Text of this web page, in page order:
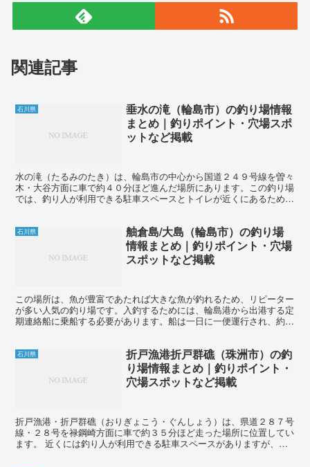
関連記事
石川県
垂水の滝（輪島市）の釣り場情報
まとめ｜釣りポイント・穴場スポ
ットなど掲載
水の滝（たるみのたき）は、輪島市の中心から国道２４９号線を曽々
木・大谷方面に車で約４０分ほど進んだ場所にあります。この釣り場
では、釣り人が利用できる駐車スペースとトイレが近くにあるため、
石川県
舳倉島/大島（輪島市）の釣り場
情報まとめ｜釣りポイント・穴場
スポットなど掲載
この場所は、魚が豊富であたれば大きな魚が釣れるため、リピーター
が多い人気の釣り場です。入釣するためには、輪島港から出港する定
期連絡船に乗船する必要があります。船は一日に一便運行され、約
石川県
折戸漁港折戸群礁（珠洲市）の釣
り場情報まとめ｜釣りポイント・
穴場スポットなど掲載
折戸漁港・折戸群礁（おりぎょこう・ぐんしょう）は、県道２８７号
線・２８号を禄鋼崎方面に車で約３５分ほど走った場所に位置してい
ます。 近くには釣り人が利用できる駐車スペースがありますが、ト